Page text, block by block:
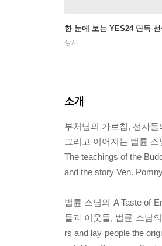
한 눈에 보는 YES24 단독
상시
소개
부처님의 가르침, 선사들
그리고 이어지는 법륜
The teachings of the
and the story Ven.
법륜 스님의 A Taste of
들과 이웃들, 법륜 스님
rs and lay people the